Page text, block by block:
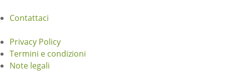
Contattaci
Privacy Policy
Termini e condizioni
Note legali